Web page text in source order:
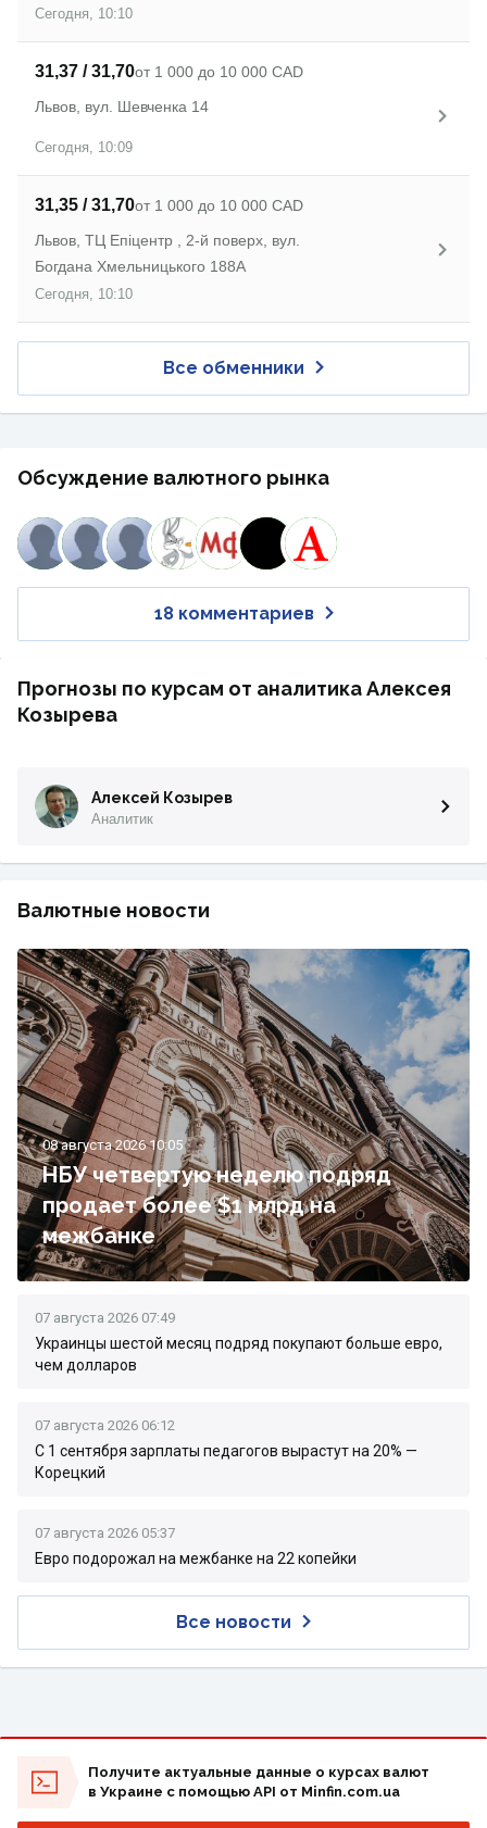
Сегодня, 10:10
31,37 / 31,70от 1 000 до 10 000 CAD
Львов, вул. Шевченка 14
Сегодня, 10:09
31,35 / 31,70от 1 000 до 10 000 CAD
Львов, ТЦ Епіцентр , 2-й поверх, вул.
Богдана Хмельницького 188А
Сегодня, 10:10
Все обменники
Обсуждение валютного рынка
18 комментариев
Прогнозы по курсам от аналитика Алексея
Козырева
Алексей Козырев
Аналитик
Валютные новости
08 августа 2026 10:05
НБУ четвертую неделю подряд
продает более $1 млрд на
межбанке
07 августа 2026 07:49
Украинцы шестой месяц подряд покупают больше евро,
чем долларов
07 августа 2026 06:12
С 1 сентября зарплаты педагогов вырастут на 20% —
Корецкий
07 августа 2026 05:37
Евро подорожал на межбанке на 22 копейки
Все новости
Получите актуальные данные о курсах валют
в Украине с помощью API от Minfin.com.ua